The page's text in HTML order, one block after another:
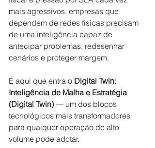
mais agressivos, empresas que
dependem de redes físicas precisam
de uma inteligência capaz de
antecipar problemas, redesenhar
cenários e proteger margem.
É aqui que entra o Digital Twin:
Inteligência de Malha e Estratégia
(Digital Twin) — um dos blocos
tecnológicos mais transformadores
para qualquer operação de alto
volume pode adotar.